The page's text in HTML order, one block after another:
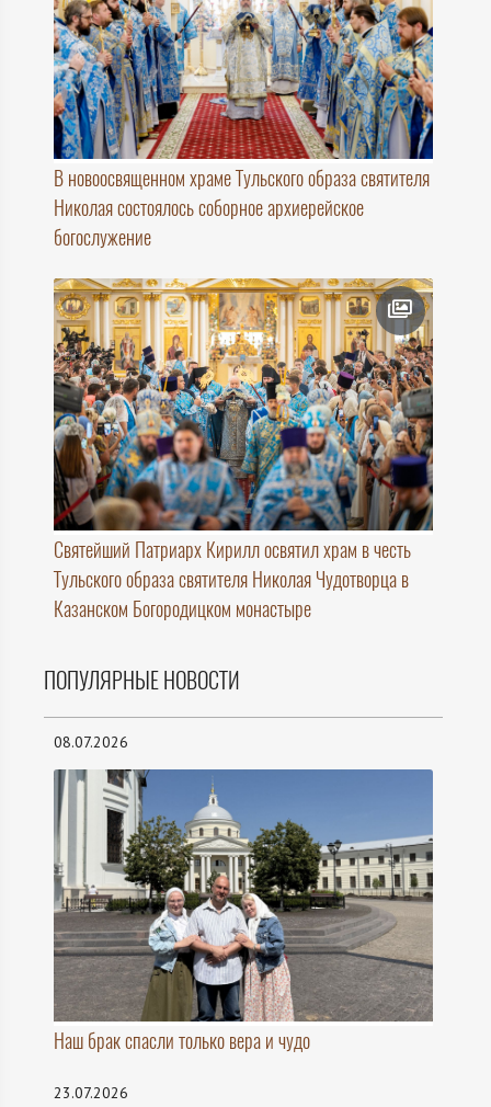
В новоосвященном храме Тульского образа святителя
Николая состоялось соборное архиерейское
богослужение
Святейший Патриарх Кирилл освятил храм в честь
Тульского образа святителя Николая Чудотворца в
Казанском Богородицком монастыре
ПОПУЛЯРНЫЕ НОВОСТИ
08.07.2026
Наш брак спасли только вера и чудо
23.07.2026